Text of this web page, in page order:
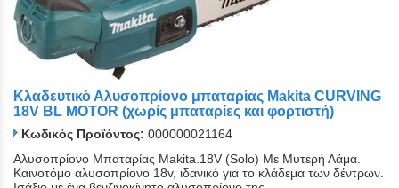
Κλαδευτικό Αλυσοπρίονο μπαταρίας Makita CURVING
18V BL MOTOR (χωρίς μπαταρίες και φορτιστή)
Κωδικός Προϊόντος: 000000021164
Αλυσοπρίονο Μπαταρίας Makita.18V (Solo) Με Μυτερή Λάμα.
Καινοτόμο αλυσοπρίονο 18v, ιδανικό για το κλάδεμα των δέντρων.